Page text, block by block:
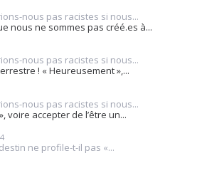
nous pas racistes si nous...
nous ne sommes pas créé.es à...
nous pas racistes si nous...
! « Heureusement »,...
nous pas racistes si nous...
voire accepter de l’être un...
ne profile-t-il pas «...